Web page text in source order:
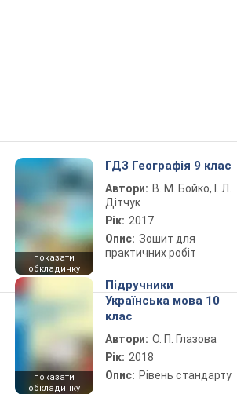
показати
обкладинку
ГДЗ Географія 9 клас
Автори: В. М. Бойко, І. Л.
Дітчук
Рік: 2017
Опис: Зошит для
практичних робіт
показати
обкладинку
Підручники
Українська мова 10
клас
Автори: О. П. Глазова
Рік: 2018
Опис: Рівень стандарту